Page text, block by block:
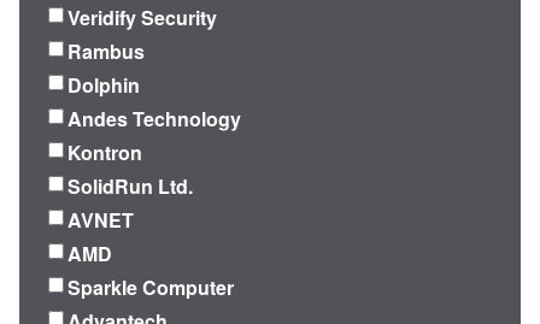
Veridify Security
Rambus
Dolphin
Andes Technology
Kontron
SolidRun Ltd.
AVNET
AMD
Sparkle Computer